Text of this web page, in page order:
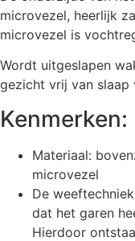
microvezel, heerlijk
microvezel is
Wordt uitgeslapen
gezicht vrij van slaap
Kenmerken:
Materiaal:
microvezel
De
dat het garen
Hierdoor